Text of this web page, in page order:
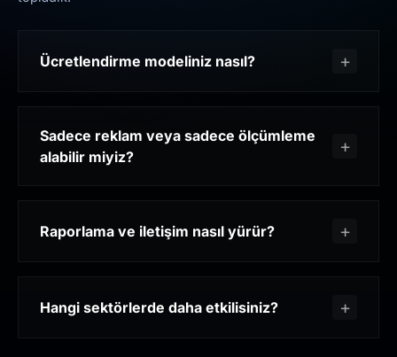
Ücretlendirme modeliniz nasıl?
Sadece reklam veya sadece ölçümleme
alabilir miyiz?
Raporlama ve iletişim nasıl yürür?
Hangi sektörlerde daha etkilisiniz?